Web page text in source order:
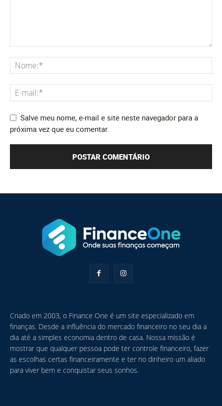
Salve meu nome, e-mail e site neste navegador para a
próxima vez que eu comentar.
Criado em 2003, o Finance One é um site especializado em
finanças. Desde a influência do mercado financeiro no seu dia a
dia até a simples economia dentro de casa. Nossa missão é
mostrar que qualquer pessoa pode ter controle financeiro, fazer
as escolhas certas financeiramente e ter no dinheiro um aliado
para viver bem e conquistar seus sonhos.